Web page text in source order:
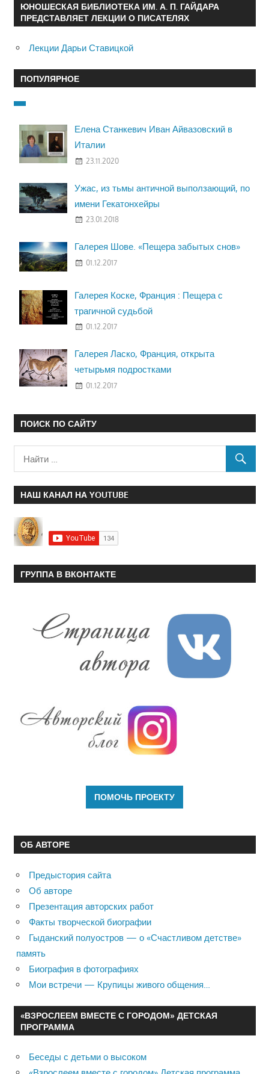
ЮНОШЕСКАЯ БИБЛИОТЕКА ИМ. А. П. ГАЙДАРА
ПРЕДСТАВЛЯЕТ ЛЕКЦИИ О ПИСАТЕЛЯХ
Лекции Дарьи Ставицкой
ПОПУЛЯРНОЕ
Елена Станкевич Иван Айвазовский в
Италии
23.11.2020
Ужас, из тьмы античной выползающий, по
имени Гекатонхейры
23.01.2018
Галерея Шове. «Пещера забытых снов»
01.12.2017
Галерея Коске, Франция : Пещера с
трагичной судьбой
01.12.2017
Галерея Ласко, Франция, открыта
четырьмя подростками
01.12.2017
ПОИСК ПО САЙТУ
НАШ КАНАЛ НА YOUTUBE
ГРУППА В ВКОНТАКТЕ
ОБ АВТОРЕ
Предыстория сайта
Об авторе
Презентация авторских работ
Факты творческой биографии
Гыданский полуостров — о «Счастливом детстве»
память
Биография в фотографиях
Мои встречи — Крупицы живого общения…
«ВЗРОСЛЕЕМ ВМЕСТЕ С ГОРОДОМ» ДЕТСКАЯ
ПРОГРАММА
Беседы с детьми о высоком